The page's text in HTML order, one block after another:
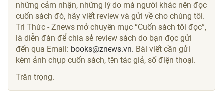
những cảm nhận, những lý do mà người khác nên đọc
cuốn sách đó, hãy viết review và gửi về cho chúng tôi.
Tri Thức - Znews mở chuyên mục “Cuốn sách tôi đọc”,
là diễn đàn để chia sẻ review sách do bạn đọc gửi
đến qua Email: books@znews.vn. Bài viết cần gửi
kèm ảnh chụp cuốn sách, tên tác giả, số điện thoại.
Trân trọng.